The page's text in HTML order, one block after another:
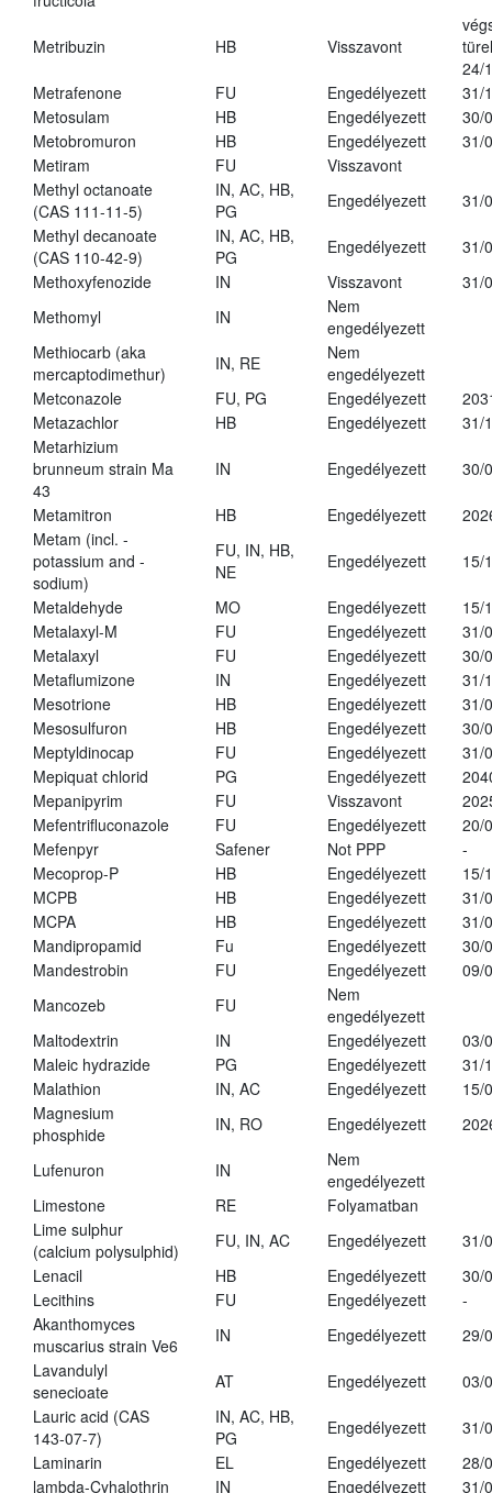
Metribuzin HB Visszavont
24/
Metrafenone
FU Engedélyezett
31/
Metosulam
HB Engedélyezett
30/
Metobromuron
HB Engedélyezett
31/
Metiram
FU
Visszavont
Methyl octanoate
(CAS 111-11-5)
IN, AC, HB,
PG
Engedélyezett
31/
Methyl decanoate
(CAS 110-42-9)
IN, AC, HB,
PG
Engedélyezett
31/
Methoxyfenozide
IN Visszavont
31/
Methomyl
IN
Nem
engedélyezett
Methiocarb (aka
mercaptodimethur)
IN, RE
Nem
engedélyezett
Metconazole
FU, PG Engedélyezett
Metazachlor
HB Engedélyezett
31/
Metarhizium
brunneum strain Ma
43
IN Engedélyezett 30/
Metamitron HB Engedélyezett
Metam (incl. -
potassium and -
sodium)
FU, IN, HB,
NE
Engedélyezett 15/
Metaldehyde MO Engedélyezett
15/
Metalaxyl-M
FU Engedélyezett
31/
Metalaxyl
FU Engedélyezett
30/
Metaflumizone
IN Engedélyezett
31/
Mesotrione
HB Engedélyezett
31/
Mesosulfuron
HB Engedélyezett
30/
Meptyldinocap
FU Engedélyezett
31/
Mepiquat chlorid
PG Engedélyezett
Mepanipyrim
FU Visszavont
Mefentrifluconazole
FU Engedélyezett
20/
Mefenpyr
Safener Not PPP
-
Mecoprop-P
HB Engedélyezett
15/
MCPB
HB Engedélyezett
31/
MCPA
HB Engedélyezett
31/
Mandipropamid
Fu Engedélyezett
30/
Mandestrobin
FU Engedélyezett
09/
Mancozeb
FU
Nem
engedélyezett
Maltodextrin
IN Engedélyezett
03/
Maleic hydrazide
PG Engedélyezett
31/
Malathion
IN, AC Engedélyezett
15/
Magnesium
phosphide
IN, RO Engedélyezett
Lufenuron IN
Nem
engedélyezett
Limestone
RE
Folyamatban
Lime sulphur
(calcium polysulphid)
FU, IN, AC Engedélyezett
31/
Lenacil
HB Engedélyezett
30/
Lecithins
FU Engedélyezett
-
Akanthomyces
muscarius strain Ve6
IN Engedélyezett
29/
Lavandulyl
senecioate
AT Engedélyezett
03/
Lauric acid (CAS
143-07-7)
IN, AC, HB,
PG
Engedélyezett
31/
Laminarin
EL Engedélyezett
28/
lambda-Cyhalothrin
IN Engedélyezett 31/